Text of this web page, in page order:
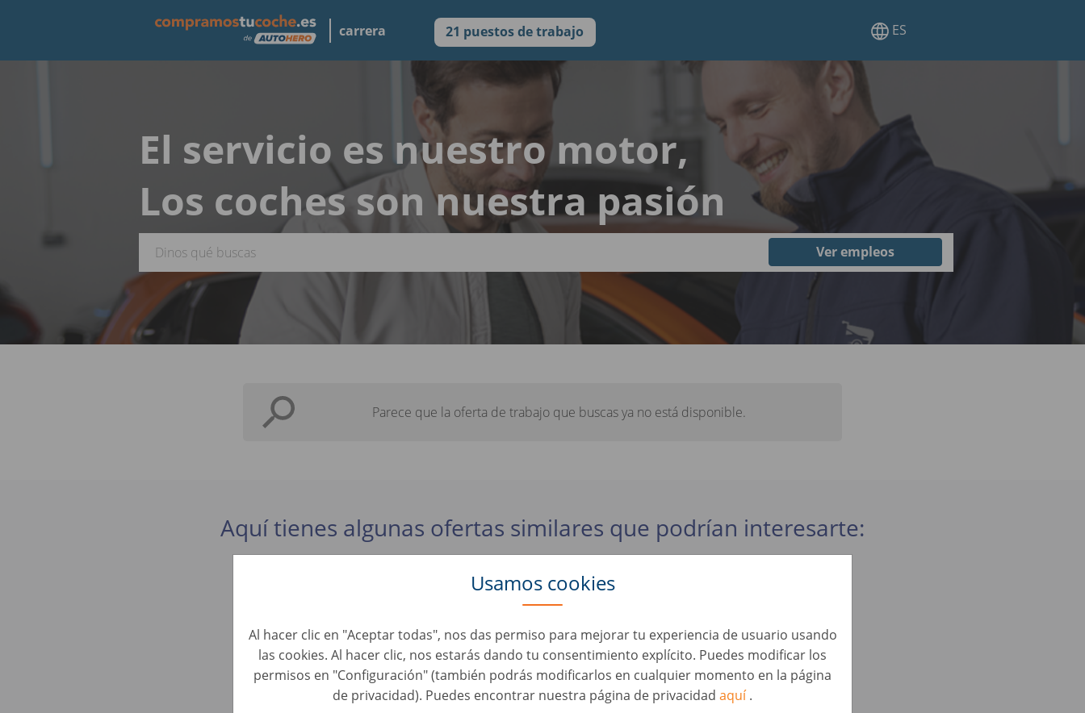
carrera 21 puestos de trabajo ES
Usamos cookies
Al hacer clic en "Aceptar todas", nos das permiso para mejorar tu experiencia de usuario usando
las cookies. Al hacer clic, nos estarás dando tu consentimiento explícito. Puedes modificar los
permisos en "Configuración" (también podrás modificarlos en cualquier momento en la página
de privacidad). Puedes encontrar nuestra página de privacidad aquí.
El servicio es nuestro motor,
Los coches son nuestra pasión
Ver empleos
Parece que la oferta de trabajo que buscas ya no está disponible.
Aquí tienes algunas ofertas similares que podrían interesarte:
Fahrzeugbewerter / KFZ Mechatroniker / Inspektion (d/m/w)
Evaluación de Coches • Alemania, Hemau